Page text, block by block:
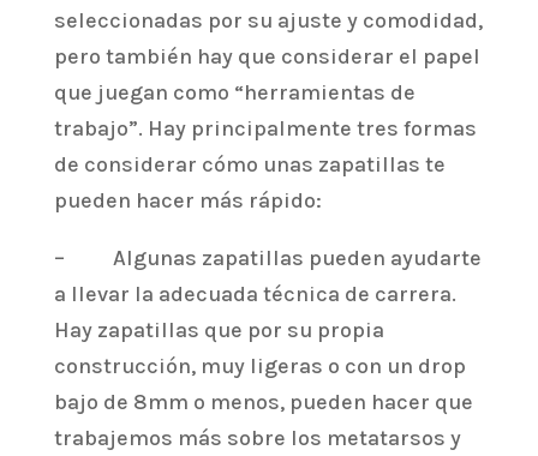
seleccionadas por su ajuste y comodidad,
pero también hay que considerar el papel
que juegan como “herramientas de
trabajo”. Hay principalmente tres formas
de considerar cómo unas zapatillas te
pueden hacer más rápido:
– Algunas zapatillas pueden ayudarte
a llevar la adecuada técnica de carrera.
Hay zapatillas que por su propia
construcción, muy ligeras o con un drop
bajo de 8mm o menos, pueden hacer que
trabajemos más sobre los metatarsos y